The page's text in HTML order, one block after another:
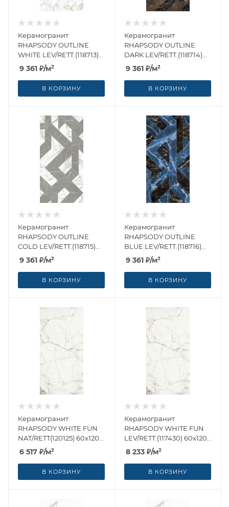
Керамогранит
RHAPSODY OUTLINE
WHITE LEV/RETT.(118713)
60x120 от Naxos Ceramica
(Италия)
9 361 ₽/м²
В КОРЗИНУ
Керамогранит
RHAPSODY OUTLINE
DARK LEV/RETT.(118714)
60x120 от Naxos Ceramica
(Италия)
9 361 ₽/м²
В КОРЗИНУ
Керамогранит
RHAPSODY OUTLINE
COLD LEV/RETT.(118715)
60x120 от Naxos Ceramica
(Италия)
9 361 ₽/м²
В КОРЗИНУ
Керамогранит
RHAPSODY OUTLINE
BLUE LEV/RETT.(118716)
60x120 от Naxos Ceramica
(Италия)
9 361 ₽/м²
В КОРЗИНУ
Керамогранит
RHAPSODY WHITE FUN
NAT/RETT(120125) 60x120
от Naxos Ceramica
(Италия)
6 517 ₽/м²
В КОРЗИНУ
Керамогранит
RHAPSODY WHITE FUN
LEV/RETT.(117430) 60x120
от Naxos Ceramica
(Италия)
8 233 ₽/м²
В КОРЗИНУ